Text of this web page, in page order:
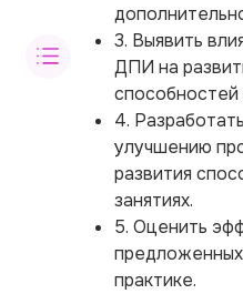
3. Выявить
ДПИ на
способностей
4.
улучшению
развития
занятиях.
5. Оценить
практике.